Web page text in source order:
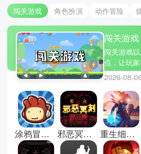
闯关游戏 角色扮演 动作冒险
闯关游戏
闯关游戏
点，让玩
巧。每一
度，需要
的成就感，
作简单却富
时间体验，
择。这里有
大战僵尸2
破。
2026-08-
涂鸦冒险家安卓版 邪恶冥刻手机版 重生细胞官方正版